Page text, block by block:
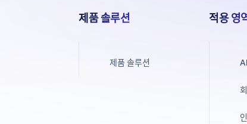
제품 솔루션
제품 솔루션
적용 영